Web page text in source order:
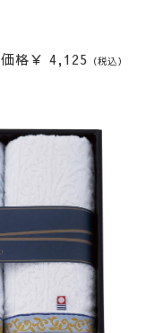
価格￥ 4,125 （税込）